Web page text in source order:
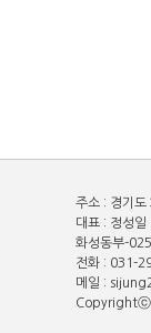
주소 : 경기
대표 : 정성
화성동부-
전화 : 031-
메일 :